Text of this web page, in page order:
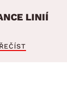
LINIÍ